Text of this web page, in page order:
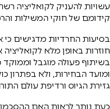
עשויות להעניק לקואליציה
קידומם של חוקי המשילות
בסיעות החרדיות מדגישים
חוזרות באופן מלא
בשיתוף פעולה מוגבל
ומועד הבחירות, ולא בפתרון
גזירת הגיוס ורדיפת עולם
כעת נותר לראות האם